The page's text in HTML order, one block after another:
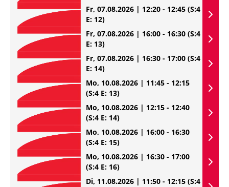
Fr, 07.08.2026 | 12:20 - 12:45 (S:4
E: 12)
Fr, 07.08.2026 | 16:00 - 16:30 (S:4
E: 13)
Fr, 07.08.2026 | 16:30 - 17:00 (S:4
E: 14)
Mo, 10.08.2026 | 11:45 - 12:15
(S:4 E: 13)
Mo, 10.08.2026 | 12:15 - 12:40
(S:4 E: 14)
Mo, 10.08.2026 | 16:00 - 16:30
(S:4 E: 15)
Mo, 10.08.2026 | 16:30 - 17:00
(S:4 E: 16)
Di, 11.08.2026 | 11:50 - 12:15 (S:4